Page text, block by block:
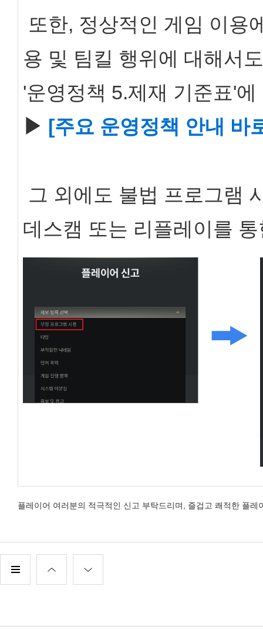
또한, 정상적인 게임 이용
용 및 팀킬 행위에 대해서도
'운영정책 5.제재 기준표'
▶ [주요 운영정책 안내 바
그 외에도 불법 프로그램
데스캠 또는 리플레이를
플레이어 여러분의 적극적인 신고 부탁드리며, 즐겁고 쾌적한 플